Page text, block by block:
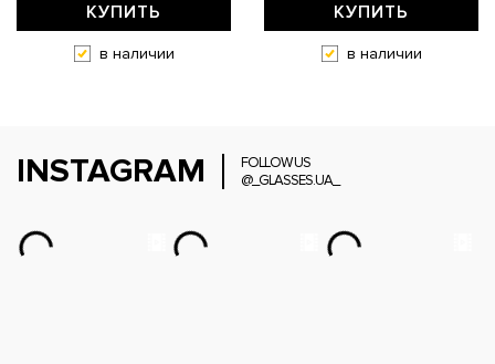
КУПИТЬ
в наличии
КУПИТЬ
в наличии
INSTAGRAM
FOLLOW US
@_GLASSES.UA_